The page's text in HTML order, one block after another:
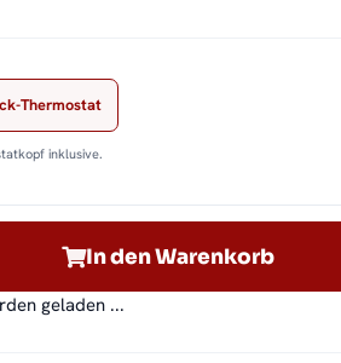
Thermostat
inklusive.
In den Warenkorb
geladen ...